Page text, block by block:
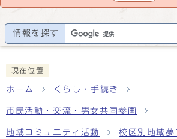
情報を探す
現在位置
ホーム くらし・手続き
市民活動・交流・男女共同参画
地域コミュニティ活動 校区別地域夢